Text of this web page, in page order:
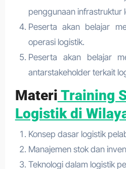
penggunaan infrastruktur
Peserta akan belajar
operasi logistik.
Peserta akan belajar
antarstakeholder terkait
Materi Training
Logistik di
Konsep dasar logistik
Manajemen stok dan
Teknologi dalam logistik